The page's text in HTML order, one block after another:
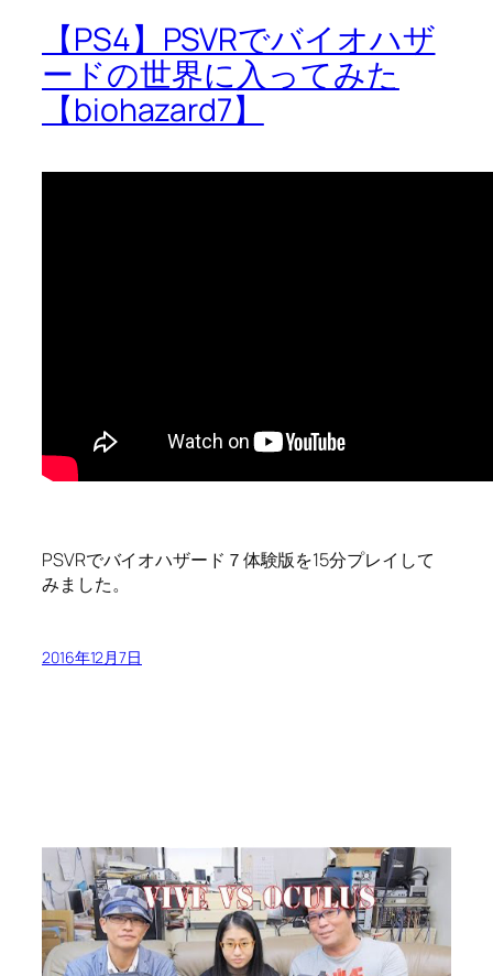
【PS4】PSVRでバイオハザ
ードの世界に入ってみた
【biohazard7】
PSVRでバイオハザード７体験版を15分プレイして
みました。
2016年12月7日